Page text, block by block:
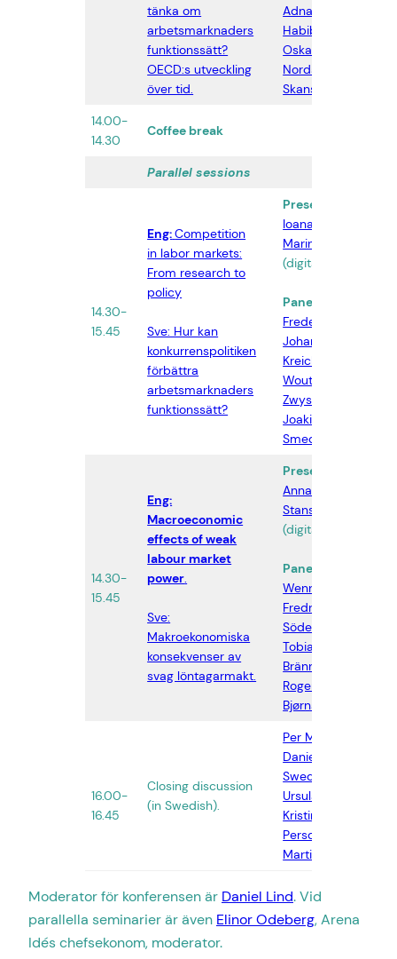
tänka om
arbetsmarknaders
funktionssätt?
OECD:s utveckling
över tid.
Adnan
Habibija
Oskar
Nordström
Skans
14.00-
14.30
Coffee break
Parallel sessions
14.30-
15.45
Eng:Competition
in labor markets:
From research to
policy
Sve: Hur kan
konkurrenspolitiken
förbättra
arbetsmarknaders
funktionssätt?
Presentation:
Ioana
Marinescu
(digital)
Panel:
Fredenberg
Johan
Kreicbergs
Wouter
Zwysen
Joakim
Smedman
14.30-
15.45
Eng:
Macroeconomic
effects of weak
labour market
power.
Sve:
Makroekonomiska
konsekvenser av
svag löntagarmakt.
Presentation:
Anna
Stansbury
(digital)
Panel:
Wennemo
Fredrik
Söderqvist
Tobias
Brännemo
Roger
Bjørnstad
16.00-
16.45
Closing discussion
(in Swedish).
Per Molander
Daniel
Swedin
Ursula Berge
Kristina
Persdotter
Martin Linder
Moderator för konferensen är Daniel Lind. Vid
parallella seminarier är även Elinor Odeberg, Arena
Idés chefsekonom, moderator.